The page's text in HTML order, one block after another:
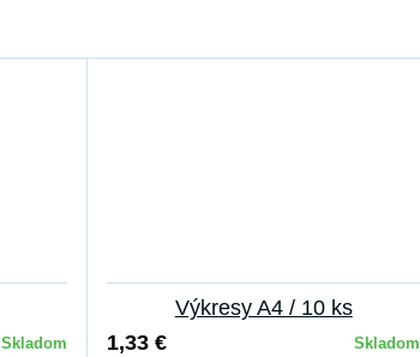
Skladom
Výkresy A4 / 10 ks
1,33 €
Skladom